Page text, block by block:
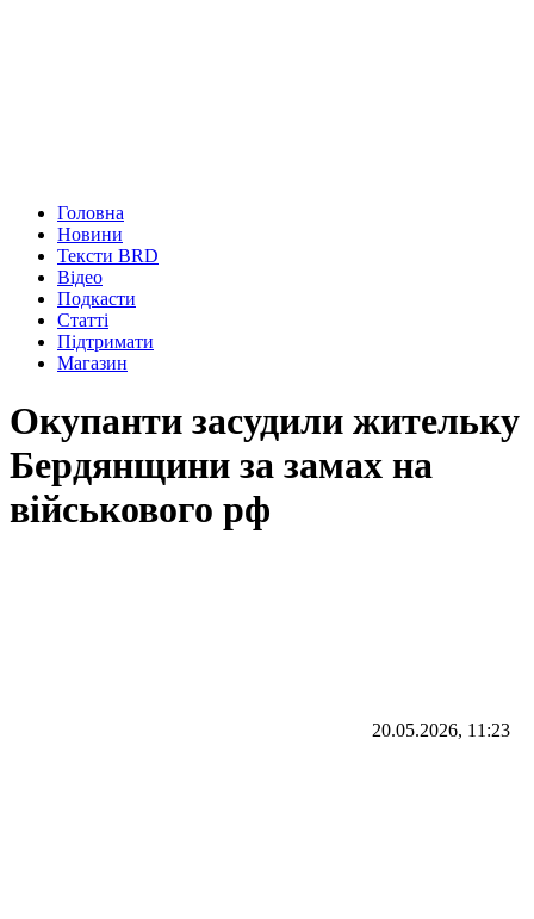
Головна
Новини
Тексти BRD
Відео
Подкасти
Статті
Підтримати
Магазин
Окупанти засудили жительку
Бердянщини за замах на
військового рф
20.05.2026, 11:23